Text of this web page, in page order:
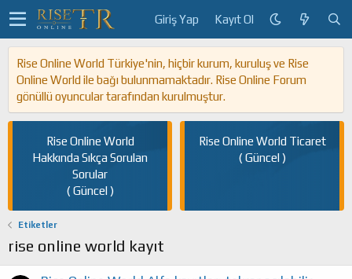
Giriş Yap Kayıt Ol
Rise Online World Türkiye'nin, hiçbir kurum, kuruluş ve Rise
Online World ile bağı bulunmamaktadır. Rise Online Forum
gönüllü oyuncular tarafından kurulmuştur.
Rise Online World
Hakkında Sıkça Sorulan
Sorular
( Güncel )
Rise Online World Ticaret
( Güncel )
Etiketler
rise online world kayıt